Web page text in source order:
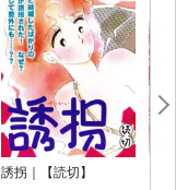
誘拐｜【読切】